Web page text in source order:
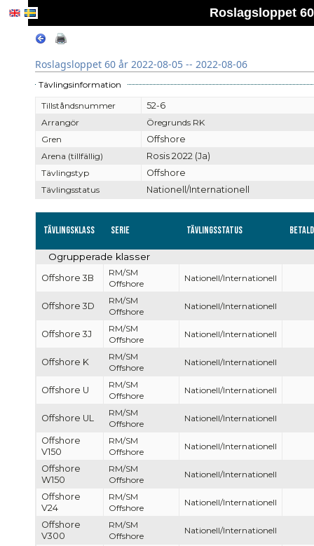
Roslagsloppet
Roslagsloppet 60 år 2022-08-05 -- 2022-08-06
Tävlingsinformation
Tillståndsnummer
52-6
Arrangör
Öregrunds RK
Gren
Offshore
Arena (tillfällig)
Rosis 2022 (Ja)
Tävlingstyp
Offshore
Tävlingsstatus
Nationell/Internationell
Tävlingsklass Serie Tävlingsstatus
Ogrupperade klasser
Offshore 3B
RM/SM
Offshore
Nationell/Internationell
Offshore 3D
RM/SM
Offshore
Nationell/Internationell
Offshore 3J
RM/SM
Offshore
Nationell/Internationell
Offshore K
RM/SM
Offshore
Nationell/Internationell
Offshore U
RM/SM
Offshore
Nationell/Internationell
Offshore UL
RM/SM
Offshore
Nationell/Internationell
Offshore
V150
RM/SM
Offshore
Nationell/Internationell
Offshore
W150
RM/SM
Offshore
Nationell/Internationell
Offshore
V24
RM/SM
Offshore
Nationell/Internationell
Offshore
V300
RM/SM
Offshore
Nationell/Internationell